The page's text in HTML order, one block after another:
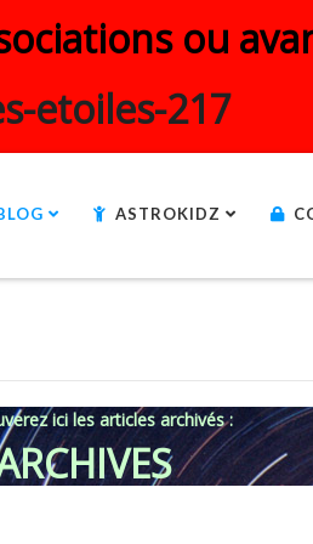
ou
etoiles-217
ASTROKIDZ
ici les articles archivés :